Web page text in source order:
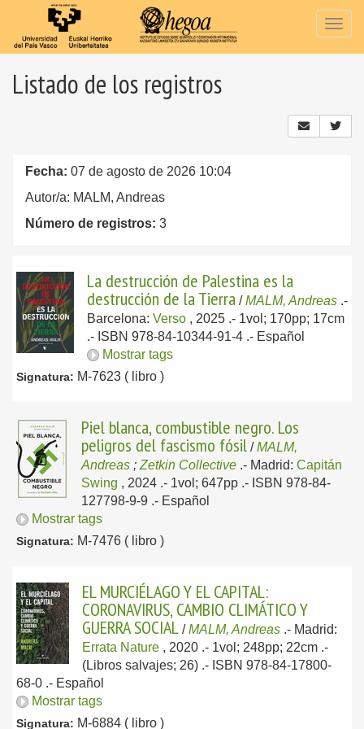
Listado de los registros
Fecha: 07 de agosto de 2026 10:04
Autor/a: MALM, Andreas
Número de registros: 3
La destrucción de Palestina es la
destrucción de la Tierra /MALM, Andreas .-
Barcelona: Verso , 2025 .- 1vol; 170pp; 17cm
.- ISBN 978-84-10344-91-4 .- Español
Mostrar tags
Signatura: M-7623 ( libro )
Piel blanca, combustible negro. Los
peligros del fascismo fósil /MALM,
Andreas ; Zetkin Collective .- Madrid: Capitán
Swing , 2024 .- 1vol; 647pp .- ISBN 978-84-
127798-9-9 .- Español
Mostrar tags
Signatura: M-7476 ( libro )
EL MURCIÉLAGO Y EL CAPITAL:
CORONAVIRUS, CAMBIO CLIMÁTICO Y
GUERRA SOCIAL /MALM, Andreas .- Madrid:
Errata Nature , 2020 .- 1vol; 248pp; 22cm .-
(Libros salvajes; 26) .- ISBN 978-84-17800-
68-0 .- Español
Mostrar tags
Signatura: M-6884 ( libro )